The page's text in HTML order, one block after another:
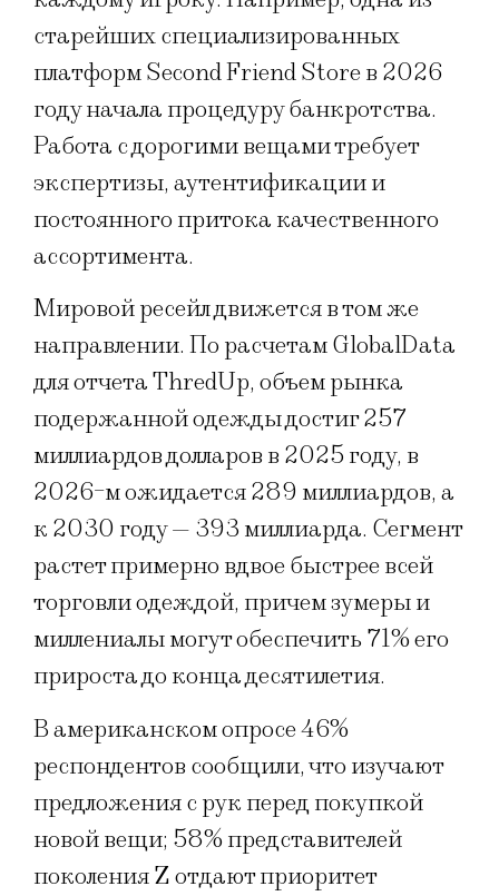
старейших специализированных
платформ Second Friend Store в 2026
году начала процедуру банкротства.
Работа с дорогими вещами требует
экспертизы, аутентификации и
постоянного притока качественного
ассортимента.
Мировой ресейл движется в том же
направлении. По расчетам GlobalData
для отчета ThredUp, объем рынка
подержанной одежды достиг 257
миллиардов долларов в 2025 году, в
2026-м ожидается 289 миллиардов, а
к 2030 году — 393 миллиарда. Сегмент
растет примерно вдвое быстрее всей
торговли одеждой, причем зумеры и
миллениалы могут обеспечить 71% его
прироста до конца десятилетия.
В американском опросе 46%
респондентов сообщили, что изучают
предложения с рук перед покупкой
новой вещи; 58% представителей
поколения Z отдают приоритет